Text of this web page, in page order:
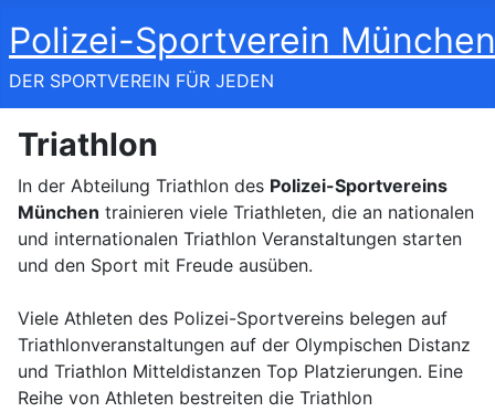
Polizei-Sportverein
DER SPORTVEREIN FÜR JEDEN
Triathlon
In der Abteilung Triathlon des Polizei-Sportvereins
München trainieren viele Triathleten, die an nationalen
und internationalen Triathlon Veranstaltungen starten
und den Sport mit Freude ausüben.
Viele Athleten des Polizei-Sportvereins belegen auf
Triathlonveranstaltungen auf der Olympischen Distanz
und Triathlon Mitteldistanzen Top Platzierungen. Eine
Reihe von Athleten bestreiten die Triathlon